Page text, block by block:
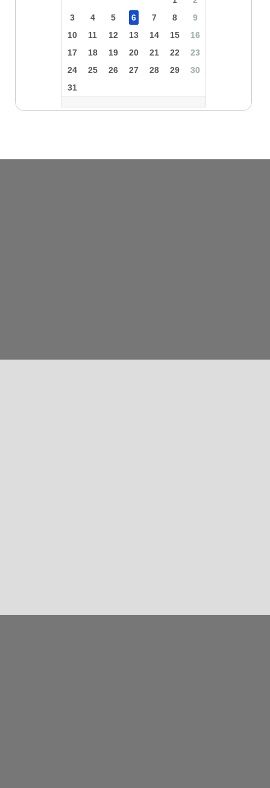
3
4 5 6 7 8
9
10
11 12 13 14 15
16
17
18 19 20 21 22
23
24
25 26 27 28 29
30
31